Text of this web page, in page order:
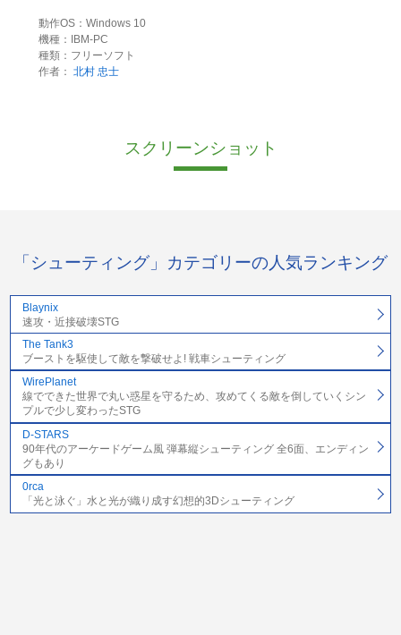
動作OS：Windows 10
機種：IBM-PC
種類：フリーソフト
作者： 北村 忠士
スクリーンショット
「シューティング」カテゴリーの人気ランキング
Blaynix
速攻・近接破壊STG
The Tank3
ブーストを駆使して敵を撃破せよ! 戦車シューティング
WirePlanet
線でできた世界で丸い惑星を守るため、攻めてくる敵を倒していくシン
プルで少し変わったSTG
D-STARS
90年代のアーケードゲーム風 弾幕縦シューティング 全6面、エンディン
グもあり
0rca
「光と泳ぐ」水と光が織り成す幻想的3Dシューティング